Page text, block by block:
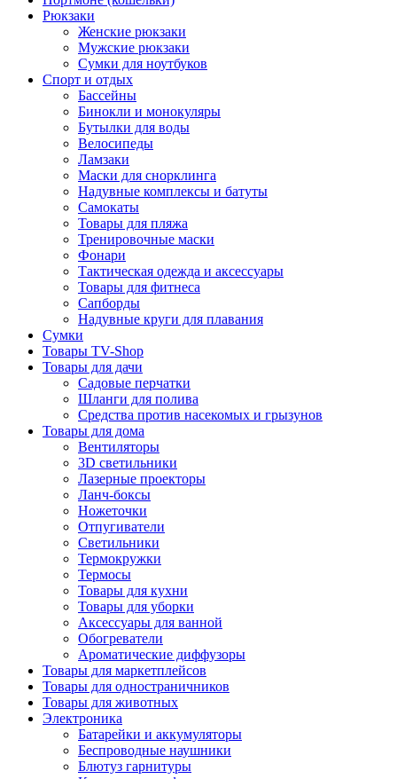
Рюкзаки
Женские рюкзаки
Мужские рюкзаки
Сумки для ноутбуков
Спорт и отдых
Бассейны
Бинокли и монокуляры
Бутылки для воды
Велосипеды
Ламзаки
Маски для снорклинга
Надувные комплексы и батуты
Самокаты
Товары для пляжа
Тренировочные маски
Фонари
Тактическая одежда и аксессуары
Товары для фитнеса
Сапборды
Надувные круги для плавания
Сумки
Товары TV-Shop
Товары для дачи
Садовые перчатки
Шланги для полива
Средства против насекомых и грызунов
Товары для дома
Вентиляторы
3D светильники
Лазерные проекторы
Ланч-боксы
Ножеточки
Отпугиватели
Светильники
Термокружки
Термосы
Товары для кухни
Товары для уборки
Аксессуары для ванной
Обогреватели
Ароматические диффузоры
Товары для маркетплейсов
Товары для одностраничников
Товары для животных
Электроника
Батарейки и аккумуляторы
Беспроводные наушники
Блютуз гарнитуры